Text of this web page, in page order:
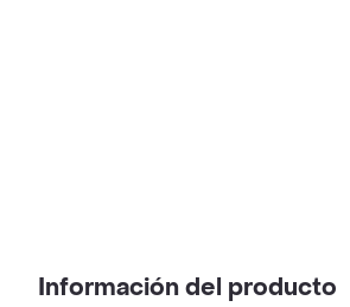
Información del producto